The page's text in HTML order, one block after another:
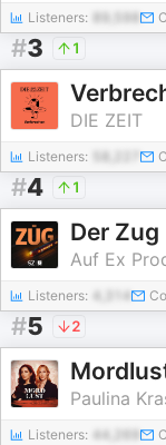
Listeners:
#3 1
DIE ZEIT
Listeners:
#4 1
Der Zug
Auf Ex
Listeners:
#5 2
Paulina
Listeners: 44,269